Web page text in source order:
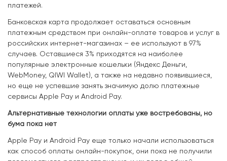
платежей.
Банковская карта продолжает оставаться основным
платежным средством при онлайн-оплате товаров и услуг в
российских интернет-магазинах – ее используют в 97%
случаев. Оставшиеся 3% приходятся на наиболее
популярные электронные кошельки (Яндекс Деньги,
WebMoney, QIWI Wallet), а также на недавно появившиеся,
но еще не успевшие занять значимую долю платежные
сервисы Apple Pay и Android Pay.
Альтернативные технологии оплаты уже востребованы, но
бума пока нет
Apple Pay и Android Pay еще только начали использоваться
как способ оплаты онлайн-покупок, они пока не получили